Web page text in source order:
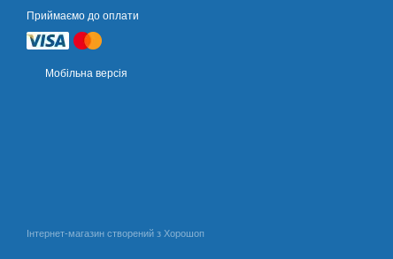
Приймаємо до оплати
Мобільна версія
Інтернет-магазин створений з Хорошоп